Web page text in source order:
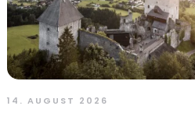
14. AUGUST 2026